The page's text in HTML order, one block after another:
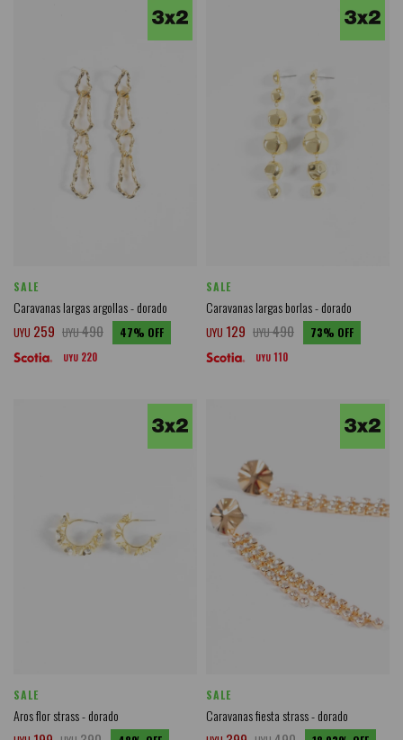
SALE
Caravanas largas argollas - dorado
UYU 259 UYU490 47
UYU 220
SALE
Caravanas largas borlas - dorado
UYU 129 UYU490 73
UYU 110
SALE
Aros flor strass - dorado
SALE
Caravanas fiesta strass - dorado